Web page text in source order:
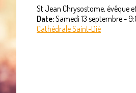
St Jean Chrysostome, évêque
Date:Samedi 13 septembre -
Cathédrale Saint-Dié